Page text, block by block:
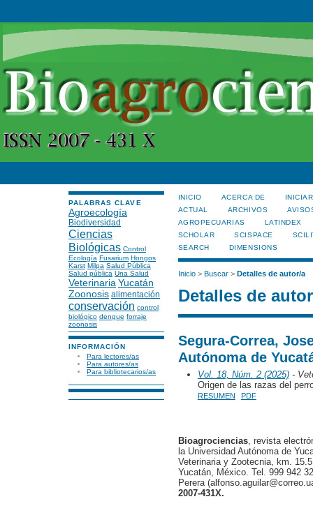
PALABRAS CLAVE
Agroecología
Biodiversidad
Ciencias
Biológicas Control
Ecología Fusarium Hongos
Karst Milpa Salud Pública
Salud pública Una Salud
Veterinaria Yucatán
Zoonosis alimentación
conservación control
biológico dengue forraje
zoonosis
INFORMACIÓN
Para lectores/as
Para autores/as
Para bibliotecarios/as
INICIO ACERCA DE
ACTUAL
ARCHIVOS
AGROPECUARIAS
LATINDEX
SCHOLAR
SCISPACE
SEARCH
DIMENSIONS
Inicio> Buscar> Detalles de autor/a
Detalles de
Segura-Correa,
Autónoma de
Vol. 18, Núm. 2 (2025)-
Origen de las razas del
RESUMEN PDF
Bioagrociencias, revista
la Universidad Autónoma de
Veterinaria y Zootecnia, km.
Yucatán, México. Tel. 999 942
Perera
2007-431X.